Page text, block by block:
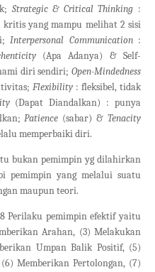
Strategic & Critical Thinking :
yang mampu melihat 2 sisi
Interpersonal Communication:
(Apa Adanya) & Self-
diri sendiri; Open-Mindedness
Flexibility : fleksibel, tidak
(Dapat Diandalkan) : punya
Patience (sabar) & Tenacity
memperbaiki diri.
bukan pemimpin yg dilahirkan
pemimpin yang melalui suatu
maupun teori.
Perilaku pemimpin efektif yaitu
Arahan, (3) Melakukan
Umpan Balik Positif, (5)
Memberikan Pertolongan, (7)